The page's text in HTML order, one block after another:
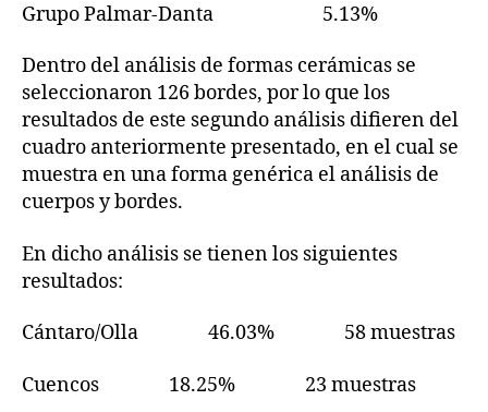
Grupo Palmar-Danta 5.13%
Dentro del análisis de formas cerámicas se
seleccionaron 126 bordes, por lo que los
resultados de este segundo análisis difieren del
cuadro anteriormente presentado, en el cual se
muestra en una forma genérica el análisis de
cuerpos y bordes.
En dicho análisis se tienen los siguientes
resultados:
Cántaro/Olla 46.03% 58 muestras
Cuencos 18.25% 23 muestras